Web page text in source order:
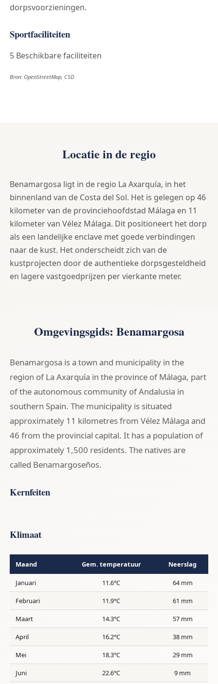
dorpsvoorzieningen.
Sportfaciliteiten
5 Beschikbare faciliteiten
Bron: OpenStreetMap, CSD
Locatie in de regio
Benamargosa ligt in de regio La Axarquía, in het
binnenland van de Costa del Sol. Het is gelegen op 46
kilometer van de provinciehoofdstad Málaga en 11
kilometer van Vélez Málaga. Dit positioneert het dorp
als een landelijke enclave met goede verbindingen
naar de kust. Het onderscheidt zich van de
kustprojecten door de authentieke dorpsgesteldheid
en lagere vastgoedprijzen per vierkante meter.
Omgevingsgids: Benamargosa
Benamargosa is a town and municipality in the
region of La Axarquía in the province of Málaga, part
of the autonomous community of Andalusia in
southern Spain. The municipality is situated
approximately 11 kilometres from Vélez Málaga and
46 from the provincial capital. It has a population of
approximately 1,500 residents. The natives are
called Benamargoseños.
Kernfeiten
Klimaat
Maand Gem. temperatuur Neerslag
Januari 11.6°C 64 mm
Februari 11.9°C 61 mm
Maart 14.3°C 57 mm
April 16.2°C 38 mm
Mei 18.3°C 29 mm
Juni 22.6°C 9 mm